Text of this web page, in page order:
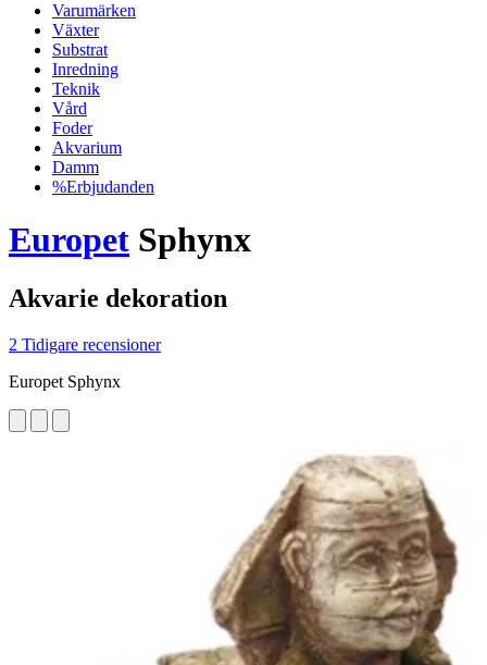
Varumärken
Växter
Substrat
Inredning
Teknik
Vård
Foder
Akvarium
Damm
%Erbjudanden
Europet Sphynx
Akvarie dekoration
2 Tidigare recensioner
Europet Sphynx